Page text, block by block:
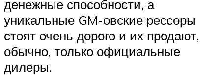
денежные способности, а
уникальные GM-овские рессоры
стоят очень дорого и их продают,
обычно, только официальные
дилеры.